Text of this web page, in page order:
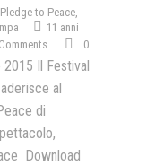
Pledge to Peace,
11 anni
0
Il Festival
al
di
Download